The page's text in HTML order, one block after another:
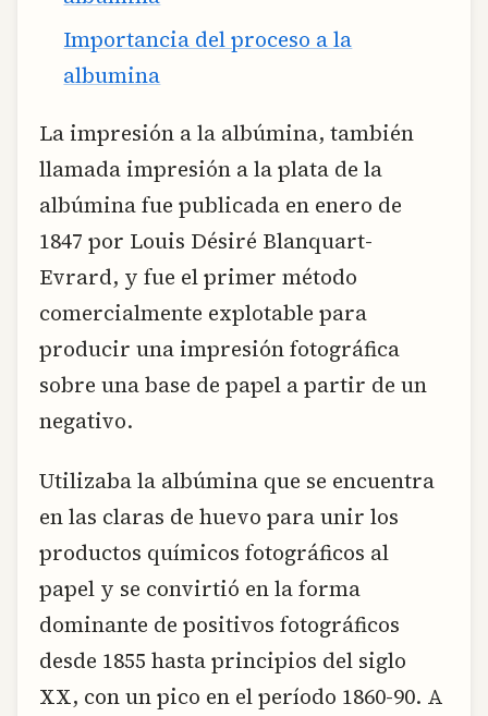
Importancia del proceso a la
albumina
La impresión a la albúmina, también
llamada impresión a la plata de la
albúmina fue publicada en enero de
1847 por Louis Désiré Blanquart-
Evrard, y fue el primer método
comercialmente explotable para
producir una impresión fotográfica
sobre una base de papel a partir de un
negativo.
Utilizaba la albúmina que se encuentra
en las claras de huevo para unir los
productos químicos fotográficos al
papel y se convirtió en la forma
dominante de positivos fotográficos
desde 1855 hasta principios del siglo
XX, con un pico en el período 1860-90. A